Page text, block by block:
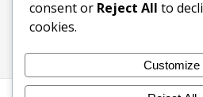
consent or Reject All to
cookies.
Customize